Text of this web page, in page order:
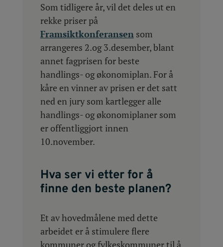
Som tidligere år, vil det deles ut en
rekke priser på
Framsiktkonferansensom
arrangeres 2.og 3.desember, blant
annet fagprisen for beste
handlings- og økonomiplan. For å
kåre en vinner av prisen er det satt
ned en jury som kartlegger alle
handlings- og økonomiplaner som
er offentliggjort innen
10.november.
Hva ser vi etter for å
finne den beste planen?
Et av hovedmålene med dette
arbeidet er å stimulere flere
kommuner og fylkeskommuner til å